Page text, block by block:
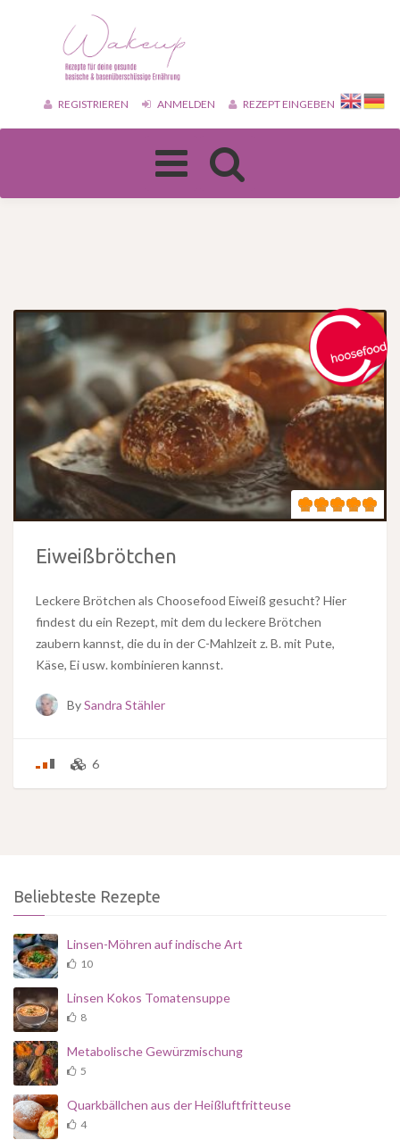
REGISTRIEREN ANMELDEN REZEPT EINGEBEN
Toggle
navigation
Eiweißbrötchen
Leckere Brötchen als Choosefood Eiweiß gesucht? Hier
findest du ein Rezept, mit dem du leckere Brötchen
zaubern kannst, die du in der C-Mahlzeit z. B. mit Pute,
Käse, Ei usw. kombinieren kannst.
BySandra Stähler
6
Beliebteste Rezepte
Linsen-Möhren auf indische Art
10
Linsen Kokos Tomatensuppe
8
Metabolische Gewürzmischung
5
Quarkbällchen aus der Heißluftfritteuse
4